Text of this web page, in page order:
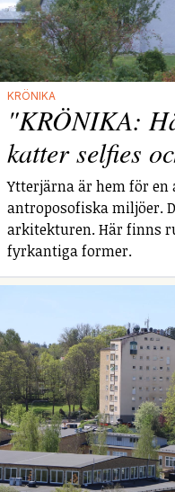
KRÖNIKA
"KRÖNIKA:
katter selfies
Ytterjärna är hem för en
antroposofiska miljöer.
arkitekturen. Här finns
fyrkantiga former.